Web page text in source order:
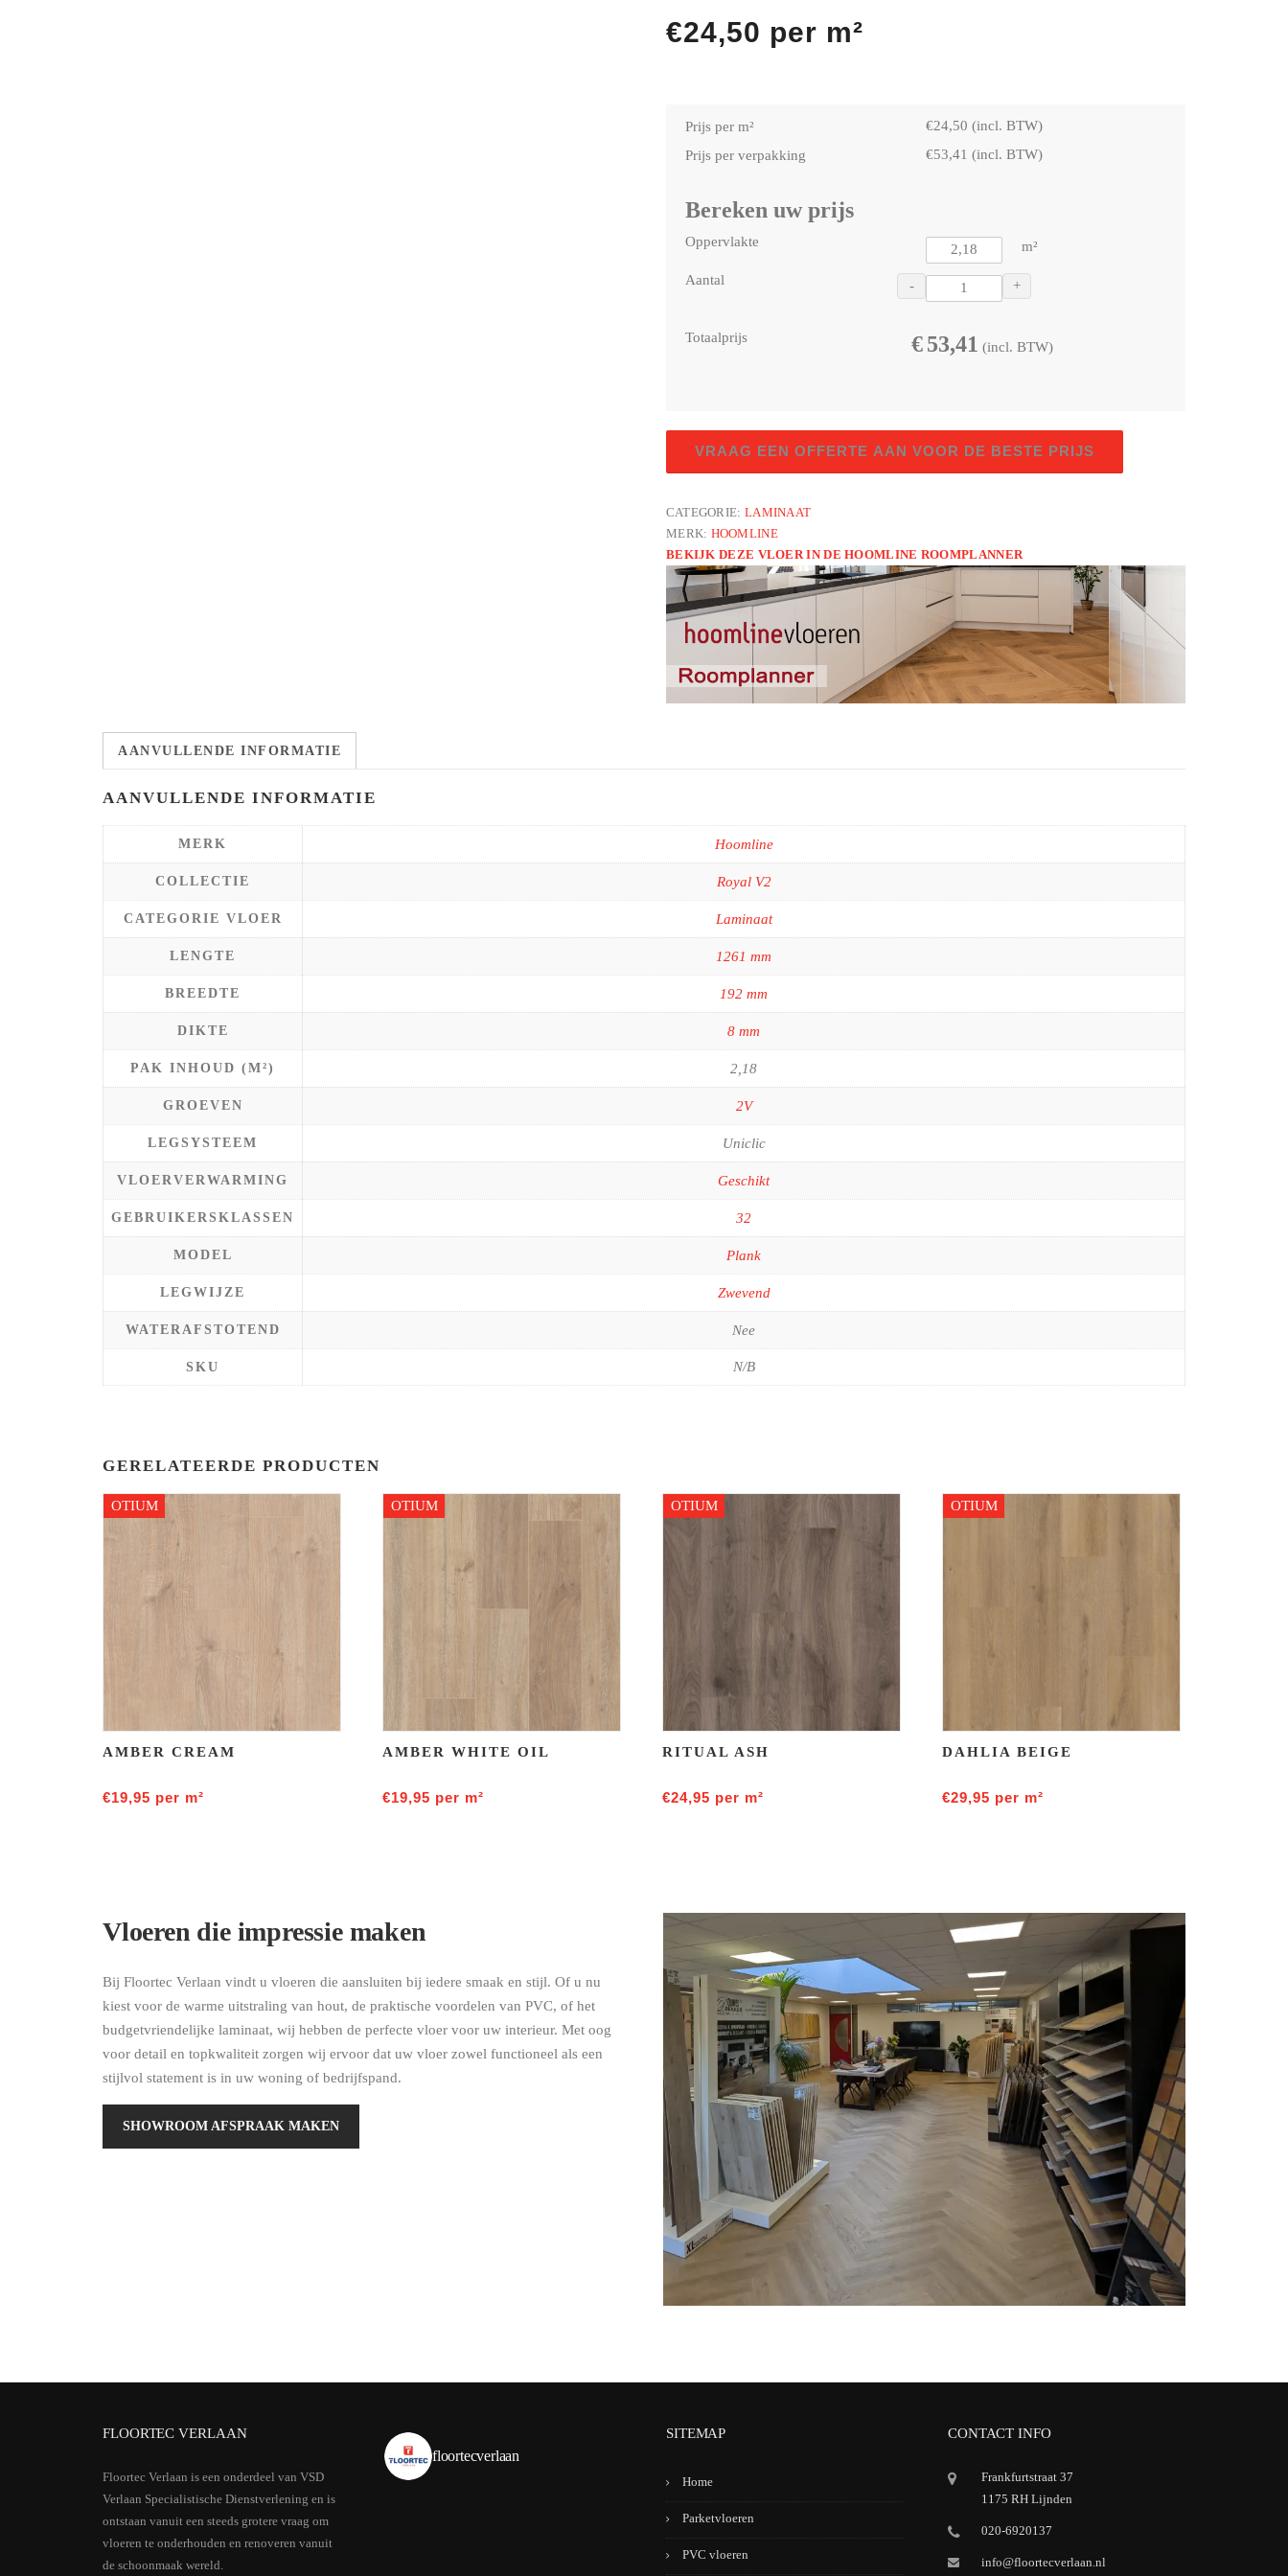
€24,50 per m²
Prijs per m² €24,50 (incl. BTW)
Prijs per verpakking
€53,41 (incl. BTW)
Bereken uw prijs
Oppervlakte m²
Aantal - +
Totaalprijs € 53,41 (incl. BTW)
106
aantal
VRAAG EEN OFFERTE AAN VOOR DE BESTE PRIJS
CATEGORIE: LAMINAAT
MERK: HOOMLINE
BEKIJK DEZE VLOER IN DE HOOMLINE ROOMPLANNER
AANVULLENDE INFORMATIE
AANVULLENDE INFORMATIE
MERK Hoomline
COLLECTIE Royal V2
CATEGORIE VLOER Laminaat
LENGTE 1261 mm
BREEDTE 192 mm
DIKTE 8 mm
PAK INHOUD (M²) 2,18
GROEVEN 2V
LEGSYSTEEM Uniclic
VLOERVERWARMING Geschikt
GEBRUIKERSKLASSEN 32
MODEL Plank
LEGWIJZE Zwevend
WATERAFSTOTEND Nee
SKU N/B
GERELATEERDE PRODUCTEN
OTIUM
AMBER CREAM
€19,95 per m²
OTIUM
AMBER WHITE OIL
€19,95 per m²
OTIUM
RITUAL ASH
€24,95 per m²
OTIUM
DAHLIA BEIGE
€29,95 per m²
Vloeren die impressie maken
Bij Floortec Verlaan vindt u vloeren die aansluiten bij iedere smaak en stijl. Of u nu
kiest voor de warme uitstraling van hout, de praktische voordelen van PVC, of het
budgetvriendelijke laminaat, wij hebben de perfecte vloer voor uw interieur. Met oog
voor detail en topkwaliteit zorgen wij ervoor dat uw vloer zowel functioneel als een
stijlvol statement is in uw woning of bedrijfspand.
SHOWROOM AFSPRAAK MAKEN
FLOORTEC VERLAAN
Floortec Verlaan is een onderdeel van VSD
Verlaan Specialistische Dienstverlening en is
ontstaan vanuit een steeds grotere vraag om
vloeren te onderhouden en renoveren vanuit
de schoonmaak wereld.
floortecverlaan
SITEMAP
Home
Parketvloeren
PVC vloeren
CONTACT INFO
Frankfurtstraat 37
1175 RH Lijnden
020-6920137
info@floortecverlaan.nl